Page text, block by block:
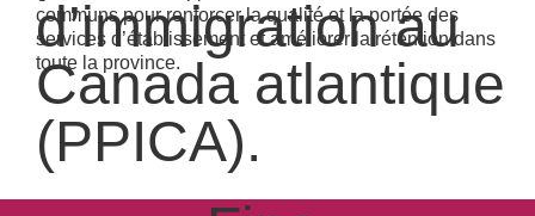
d’immigration au
Canada atlantique
(PPICA).
communs pour renforcer la qualité et la portée des
services d’établissement et améliorer la rétention dans
toute la province.